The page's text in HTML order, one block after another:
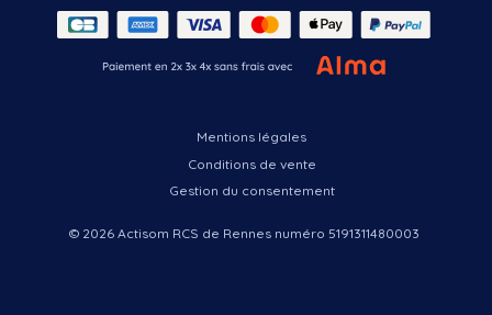
© 2026 Actisom RCS de Rennes numéro 5191311480003
Mentions légales
Conditions de vente
Gestion du consentement